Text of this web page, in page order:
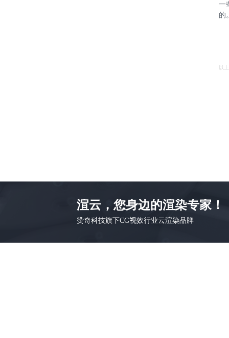
一
的
以
渲云，您身边的渲染专家！
赞奇科技旗下CG视效行业云渲染品牌